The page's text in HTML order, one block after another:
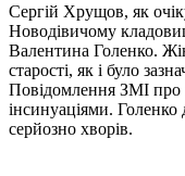
Сергій Хрущов, як
Новодівичому
Валентина Голенко.
старості, як і було
Повідомлення ЗМІ про
інсинуаціями.
серйозно хворів.